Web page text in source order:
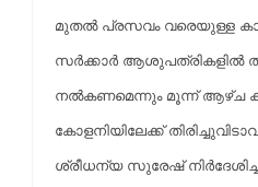
മുതല്‍ പ്രസവം വരെയുള്ള
സര്‍ക്കാര്‍ ആശുപത്രികളില്‍
നല്‍കണമെന്നും മൂന്ന് ആഴ്ച
കോളനിയിലേക്ക്
ശ്രീധന്യ സുരേഷ്